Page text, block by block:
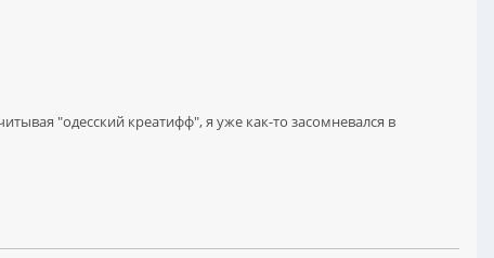
"одесский креатифф", я уже как-то засомневался в